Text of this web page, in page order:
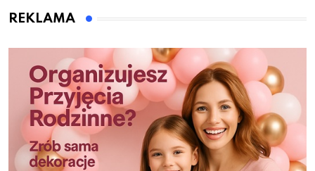
REKLAMA